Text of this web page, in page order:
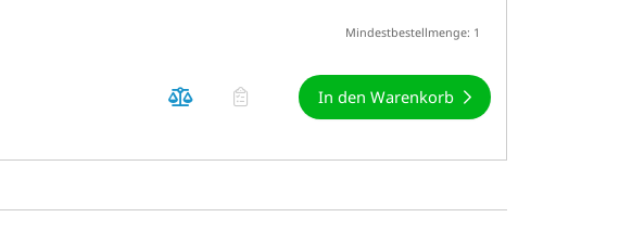
Mindestbestellmenge: 1
In den Warenkorb